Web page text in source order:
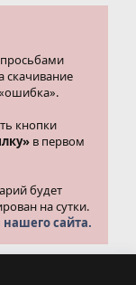
скачивание
кнопки
в первом
будет
на сутки.
нашего сайта.